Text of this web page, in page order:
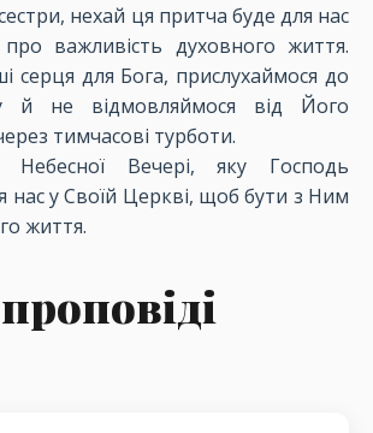
нехай ця притча буде для нас
важливість духовного життя.
серця для Бога, прислухаймося до
й не відмовляймося від Його
тимчасові турботи.
Вечері, яку Господь
нас у Своїй Церкві, щоб бути з Ним
життя.